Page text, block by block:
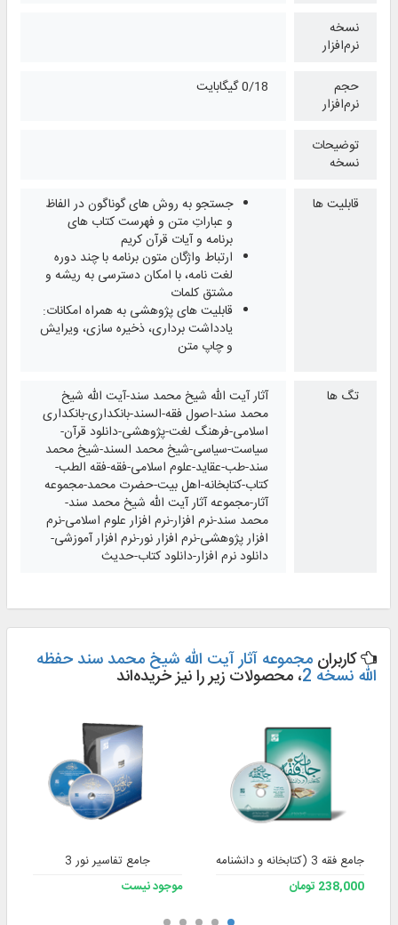
نسخه
نرم‌افزار
حجم
نرم‌افزار
0/18 گیگابایت
توضیحات
نسخه
قابلیت ها
جستجو به روش‌ های گوناگون در الفاظ
و عباراتِ متن و فهرست کتاب‌ های
برنامه و آیات قرآن کریم
ارتباط واژگان متون برنامه با چند دوره
لغت‌ نامه، با امکان دسترسی به ریشه و
مشتق کلمات
قابلیت‌ های پژوهشی به همراه امکانات:
یادداشت‌ برداری، ذخیره‌ سازی، ویرایش
و چاپ متن
تگ ها
آثار آیت الله شیخ محمد سند-آیت الله شیخ
محمد سند-اصول فقه-السند-بانکداری-بانکداری
اسلامی-فرهنگ لغت-پژوهشی-دانلود قرآن-
سیاست-سیاسی-شیخ محمد السند-شیخ محمد
سند-طب-عقاید-علوم اسلامی-فقه-فقه الطب-
کتاب-کتابخانه-اهل بیت-حضرت محمد-مجموعه
آثار-مجموعه آثار آیت الله شیخ محمد سند-
محمد سند-نرم افزار-نرم افزار علوم اسلامی-نرم
افزار پژوهشی-نرم افزار نور-نرم افزار آموزشی-
دانلود نرم افزار-دانلود کتاب-حدیث
کاربران مجموعه آثار آیت الله شیخ محمد سند حفظه
الله نسخه 2 ، محصولات زیر را نیز خریده‌اند
جامع فقه 3 (کتابخانه و دانشنامه تخصصی فقه)
238,000 تومان
جامع تفاسیر نور 3
موجود نیست